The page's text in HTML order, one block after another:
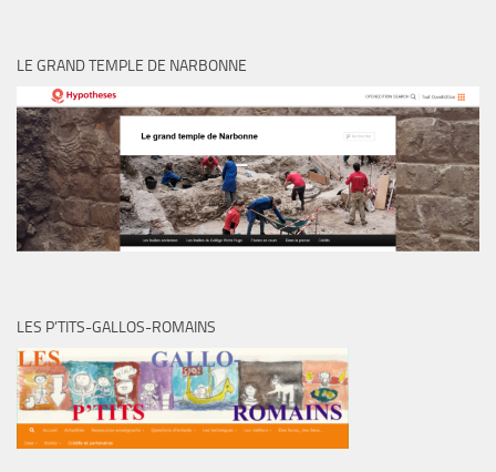
LE GRAND TEMPLE DE NARBONNE
LES P’TITS-GALLOS-ROMAINS